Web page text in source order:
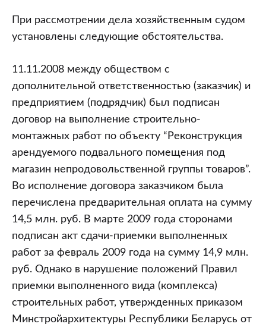
При рассмотрении дела хозяйственным судом
установлены следующие обстоятельства.
11.11.2008 между обществом с
дополнительной ответственностью (заказчик) и
предприятием (подрядчик) был подписан
договор на выполнение строительно-
монтажных работ по объекту “Реконструкция
арендуемого подвального помещения под
магазин непродовольственной группы товаров”.
Во исполнение договора заказчиком была
перечислена предварительная оплата на сумму
14,5 млн. руб. В марте 2009 года сторонами
подписан акт сдачи-приемки выполненных
работ за февраль 2009 года на сумму 14,9 млн.
руб. Однако в нарушение положений Правил
приемки выполненного вида (комплекса)
строительных работ, утвержденных приказом
Минстройархитектуры Республики Беларусь от